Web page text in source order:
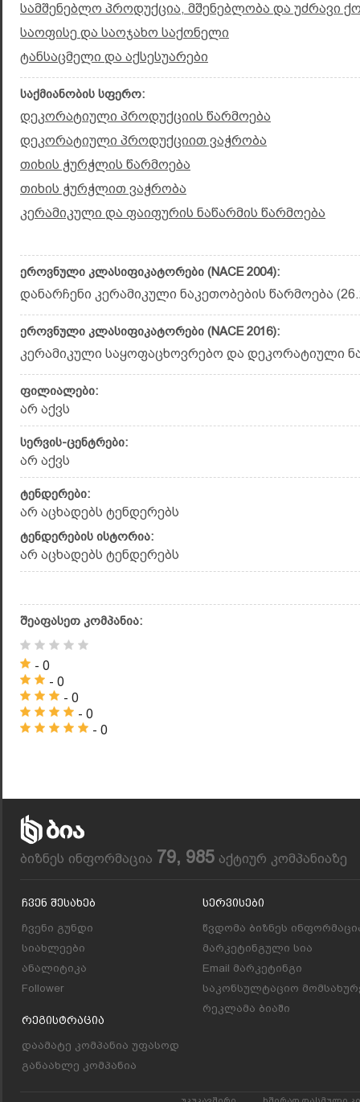
სამშენებლო პროდუქცია, მშენებლობა და უძრავი
საოფისე და საოჯახო საქონელი
ტანსაცმელი და აქსესუარები
საქმიანობის სფერო:
დეკორატიული პროდუქციის წარმოება
დეკორატიული პროდუქციით ვაჭრობა
თიხის ჭურჭლის წარმოება
თიხის ჭურჭლით ვაჭრობა
კერამიკული და ფაიფურის ნაწარმის წარმოება
ეროვნული კლასიფიკატორები (NACE 2004):
დანარჩენი კერამიკული ნაკეთობების წარმოება
ეროვნული კლასიფიკატორები (NACE 2016):
კერამიკული საყოფაცხოვრებო და დეკორატიული
ფილიალები:
არ აქვს
სერვის-ცენტრები:
არ აქვს
ტენდერები:
არ აცხადებს ტენდერებს
ტენდერების ისტორია:
არ აცხადებს ტენდერებს
შეაფასეთ კომპანია:
- 0
- 0
- 0
- 0
- 0
ბიზნეს ინფორმაცია 79, 985 აქტიურ კომპანიაზე
Ჩვენ Შესახებ
ჩვენი გუნდი
სიახლეები
ანალიტიკა
Follower
Რეგისტრაცია
დაამატე კომპანია უფასოდ
განაახლე კომპანია
Სერვისები
წვდომა ბიზნეს
მარკეტინგული სია
Email მარკეტინგი
საკონსულტაციო
რეკლამა ბიაში